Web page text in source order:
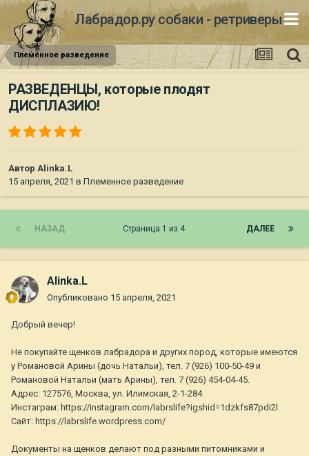
Лабрадор.ру собаки - ретриверы
Племенное разведение
РАЗВЕДЕНЦЫ, которые плодят
ДИСПЛАЗИЮ!
Автор Alinka.L
15 апреля, 2021 в Племенное разведение
НАЗАД ДАЛЕЕ
Страница 1 из 4
Alinka.L
Опубликовано 15 апреля, 2021
Добрый вечер!
Не покупайте щенков лабрадора и других пород, которые имеются
у Романовой Арины (дочь Натальи), тел. 7 (926) 100-50-49 и
Романовой Натальи (мать Арины), тел. 7 (926) 454-04-45.
Адрес: 127576, Москва, ул. Илимская, 2-1-284
Инстаграм: https://instagram.com/labrslife?igshid=1dzkfs87pdi2l
Сайт: https://labrslife.wordpress.com/
Документы на щенков делают под разными питомниками и